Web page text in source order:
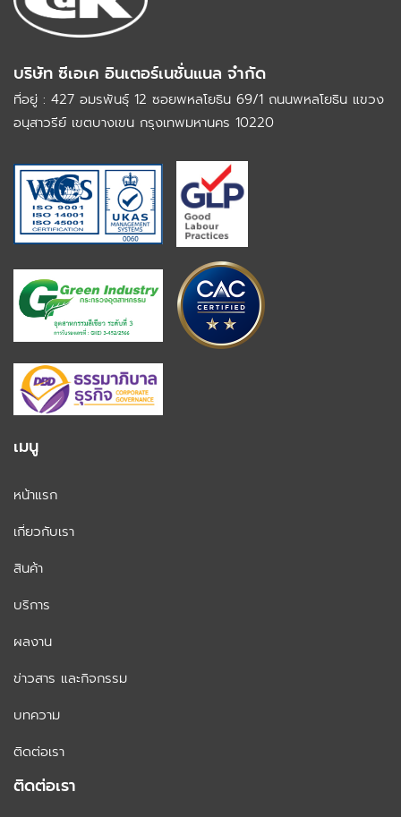
บริษัท ซีเอเค อินเตอร์เนชั่นแนล จำกัด
ที่อยู่ : 427 อมรพันธุ์ 12 ซอยพหลโยธิน 69/1 ถนนพหลโยธิน แขวง
อนุสาวรีย์ เขตบางเขน กรุงเทพมหานคร 10220
เมนู
หน้าแรก
เกี่ยวกับเรา
สินค้า
บริการ
ผลงาน
ข่าวสาร และกิจกรรม
บทความ
ติดต่อเรา
ติดต่อเรา